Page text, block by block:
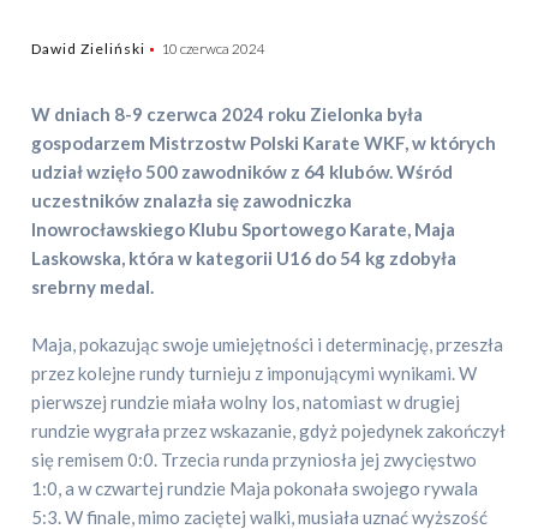
Dawid Zieliński 10 czerwca 2024
W dniach 8-9 czerwca 2024 roku Zielonka była
gospodarzem Mistrzostw Polski Karate WKF, w których
udział wzięło 500 zawodników z 64 klubów. Wśród
uczestników znalazła się zawodniczka
Inowrocławskiego Klubu Sportowego Karate, Maja
Laskowska, która w kategorii U16 do 54 kg zdobyła
srebrny medal.
Maja, pokazując swoje umiejętności i determinację, przeszła
przez kolejne rundy turnieju z imponującymi wynikami. W
pierwszej rundzie miała wolny los, natomiast w drugiej
rundzie wygrała przez wskazanie, gdyż pojedynek zakończył
się remisem 0:0. Trzecia runda przyniosła jej zwycięstwo
1:0, a w czwartej rundzie Maja pokonała swojego rywala
5:3. W finale, mimo zaciętej walki, musiała uznać wyższość